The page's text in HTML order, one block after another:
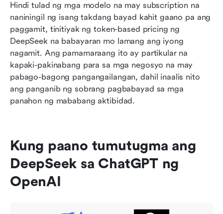
Hindi tulad ng mga modelo na may subscription na
naniningil ng isang takdang bayad kahit gaano pa ang
paggamit, tinitiyak ng token-based pricing ng
DeepSeek na babayaran mo lamang ang iyong
nagamit. Ang pamamaraang ito ay partikular na
kapaki-pakinabang para sa mga negosyo na may
pabago-bagong pangangailangan, dahil inaalis nito
ang panganib ng sobrang pagbabayad sa mga
panahon ng mababang aktibidad.
Kung paano tumutugma ang
DeepSeek sa ChatGPT ng
OpenAI